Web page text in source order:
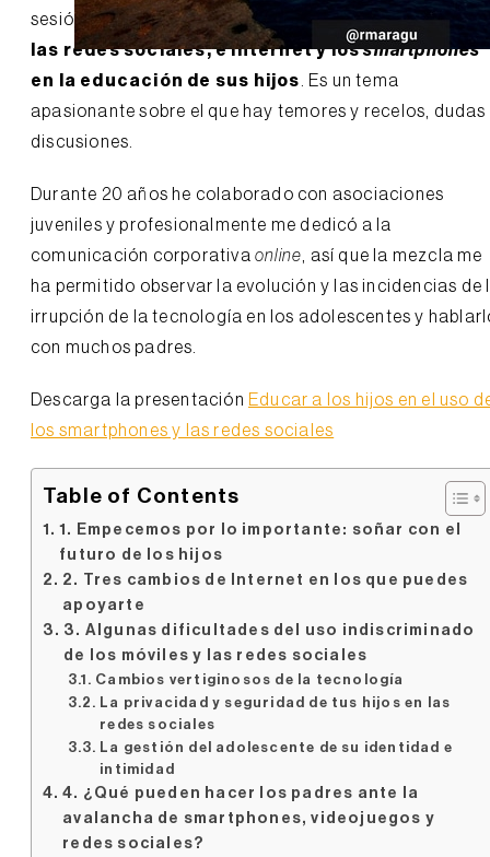
sesión para padres sobre cómo pueden
aprovechar
las redes sociales, e internet y lossmartphones
en la educación de sus hijos. Es un tema
apasionante sobre el que hay temores y recelos, dudas
discusiones.
Durante 20 años he colaborado con asociaciones
juveniles y profesionalmente me dedicó a la
comunicación corporativa online, así que la mezcla me
ha permitido observar la evolución y las incidencias de
irrupción de la tecnología en los adolescentes y
con muchos padres.
Descarga la presentación Educar a los hijos en el uso
los smartphones y las redes sociales
Table of Contents
1. Empecemos por lo importante: soñar con el
futuro de los hijos
2. Tres cambios de Internet en los que puedes
apoyarte
3. Algunas dificultades del uso indiscriminado
de los móviles y las redes sociales
Cambios vertiginosos de la tecnología
La privacidad y seguridad de tus hijos en las
redes sociales
La gestión del adolescente de su identidad e
intimidad
4. ¿Qué pueden hacer los padres ante la
avalancha de smartphones, videojuegos y
redes sociales?